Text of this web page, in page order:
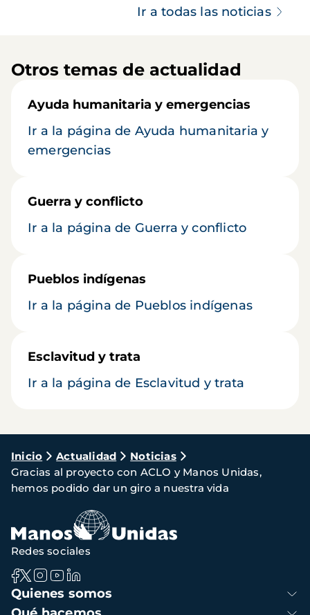
Ir a todas las noticias
Otros temas de actualidad
Ayuda humanitaria y emergencias
Ir a la página de Ayuda humanitaria y
emergencias
Guerra y conflicto
Ir a la página de Guerra y conflicto
Pueblos indígenas
Ir a la página de Pueblos indígenas
Esclavitud y trata
Ir a la página de Esclavitud y trata
Ruta
de
navegación
Inicio Actualidad
Noticias
Gracias al proyecto con ACLO y Manos Unidas,
hemos podido dar un giro a nuestra vida
Navegación
principal
Quienes somos
Redes sociales